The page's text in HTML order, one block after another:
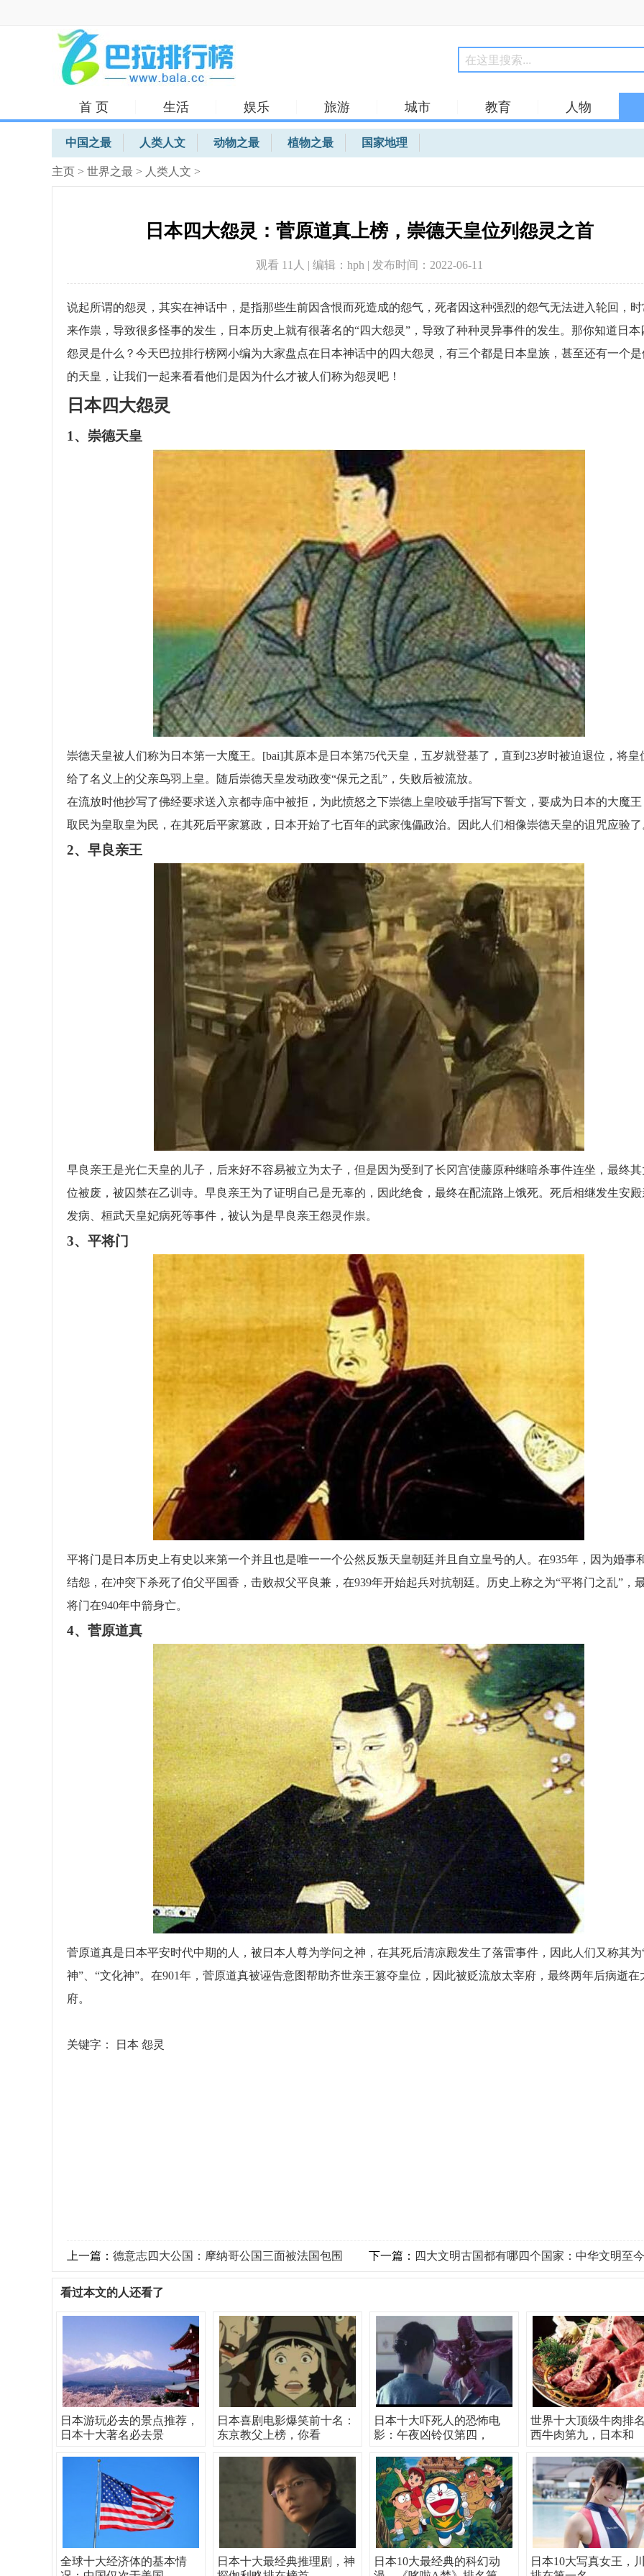
首 页 生活 娱乐 旅游 城市 教育 人物
体育
中国之最 人类人文 动物之最 植物之最 国家地理
主页 > 世界之最 > 人类人文 >
日本四大怨灵：菅原道真上榜，崇德天皇位列怨灵之首
观看 11 人 | 编辑：hph | 发布时间：2022-06-11
说起所谓的怨灵，其实在神话中，是指那些生前因含恨而死造成的怨气，死者因这种强烈的怨气无法进入轮回，时
来作祟，导致很多怪事的发生，日本历史上就有很著名的“四大怨灵”，导致了种种灵异事件的发生。那你知道日本
怨灵是什么？今天巴拉排行榜网小编为大家盘点在日本神话中的四大怨灵，有三个都是日本皇族，甚至还有一个是
的天皇，让我们一起来看看他们是因为什么才被人们称为怨灵吧！
日本四大怨灵
1、崇德天皇
崇德天皇被人们称为日本第一大魔王。[bai]其原本是日本第75代天皇，五岁就登基了，直到23岁时被迫退位，将皇
给了名义上的父亲鸟羽上皇。随后崇德天皇发动政变“保元之乱”，失败后被流放。
在流放时他抄写了佛经要求送入京都寺庙中被拒，为此愤怒之下崇德上皇咬破手指写下誓文，要成为日本的大魔
取民为皇取皇为民，在其死后平家篡政，日本开始了七百年的武家傀儡政治。因此人们相像崇德天皇的诅咒应验了
2、早良亲王
早良亲王是光仁天皇的儿子，后来好不容易被立为太子，但是因为受到了长冈宫使藤原种继暗杀事件连坐，最终其
位被废，被囚禁在乙训寺。早良亲王为了证明自己是无辜的，因此绝食，最终在配流路上饿死。死后相继发生安殿
发病、桓武天皇妃病死等事件，被认为是早良亲王怨灵作祟。
3、平将门
平将门是日本历史上有史以来第一个并且也是唯一一个公然反叛天皇朝廷并且自立皇号的人。在935年，因为婚事
结怨，在冲突下杀死了伯父平国香，击败叔父平良兼，在939年开始起兵对抗朝廷。历史上称之为“平将门之乱”，
将门在940年中箭身亡。
4、菅原道真
菅原道真是日本平安时代中期的人，被日本人尊为学问之神，在其死后清凉殿发生了落雷事件，因此人们又称其为
神”、“文化神”。在901年，菅原道真被诬告意图帮助齐世亲王篡夺皇位，因此被贬流放太宰府，最终两年后病逝在
府。
关键字： 日本 怨灵
上一篇： 德意志四大公国：摩纳哥公国三面被法国包围 下一篇： 四大文明古国都有哪四个国家：中华文明至今还存
看过本文的人还看了
日本游玩必去的景点推荐，
日本十大著名必去景
日本喜剧电影爆笑前十名：
东京教父上榜，你看
日本十大吓死人的恐怖电
影：午夜凶铃仅第四，
世界十大顶级牛肉排
西牛肉第九，日本和
全球十大经济体的基本情
日本十大最经典推理剧，神
日本10大最经典的科幻动
日本10大写真女王，